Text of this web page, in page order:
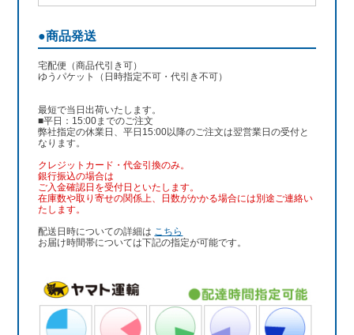
●商品発送
宅配便（商品代引き可）
ゆうパケット（日時指定不可・代引き不可）
最短で当日出荷いたします。
■平日：15:00までのご注文
弊社指定の休業日、平日15:00以降のご注文は翌営業日の受付と
なります。
クレジットカード・代金引換のみ。
銀行振込の場合は
ご入金確認日を受付日といたします。
在庫数や取り寄せの関係上、日数がかかる場合には別途ご連絡い
たします。
配送日時についての詳細は こちら
お届け時間帯については下記の指定が可能です。